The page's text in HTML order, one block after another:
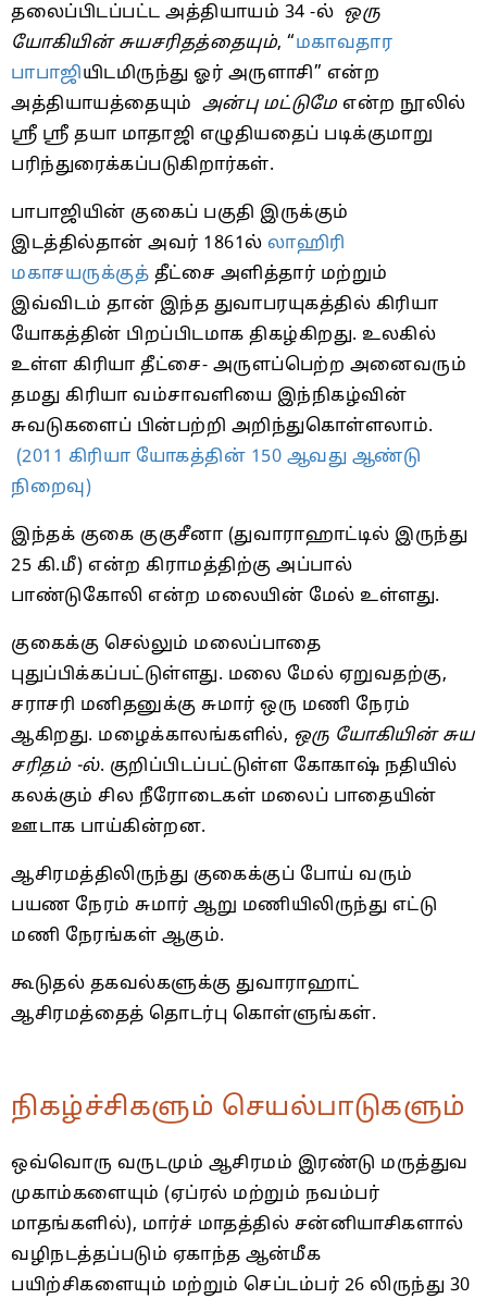
தலைப்பிடப்பட்ட அத்தியாயம் 34 -ல் ஒரு
யோகியின் சுயசரிதத்தையும், “மகாவதார
பாபாஜியிடமிருந்து ஓர் அருளாசி” என்ற
அத்தியாயத்தையும் அன்பு மட்டுமே என்ற நூலில்
ஶ்ரீ ஶ்ரீ தயா மாதாஜி எழுதியதைப் படிக்குமாறு
பரிந்துரைக்கப்படுகிறார்கள்.
பாபாஜியின் குகைப் பகுதி இருக்கும்
இடத்தில்தான் அவர் 1861ல் லாஹிரி
மகாசயருக்குத் தீட்சை அளித்தார் மற்றும்
இவ்விடம் தான் இந்த துவாபரயுகத்தில் கிரியா
யோகத்தின் பிறப்பிடமாக திகழ்கிறது. உலகில்
உள்ள கிரியா தீட்சை- அருளப்பெற்ற அனைவரும்
தமது கிரியா வம்சாவளியை இந்நிகழ்வின்
சுவடுகளைப் பின்பற்றி அறிந்துகொள்ளலாம்.
(2011 கிரியா யோகத்தின் 150 ஆவது ஆண்டு
நிறைவு)
இந்தக் குகை குகுசீனா (துவாராஹாட்டில் இருந்து
25 கி.மீ) என்ற கிராமத்திற்கு அப்பால்
பாண்டுகோலி என்ற மலையின் மேல் உள்ளது.
குகைக்கு செல்லும் மலைப்பாதை
புதுப்பிக்கப்பட்டுள்ளது. மலை மேல் ஏறுவதற்கு,
சராசரி மனிதனுக்கு சுமார் ஒரு மணி நேரம்
ஆகிறது. மழைக்காலங்களில், ஒரு யோகியின் சுய
சரிதம் -ல். குறிப்பிடப்பட்டுள்ள கோகாஷ் நதியில்
கலக்கும் சில நீரோடைகள் மலைப் பாதையின்
ஊடாக பாய்கின்றன.
ஆசிரமத்திலிருந்து குகைக்குப் போய் வரும்
பயண நேரம் சுமார் ஆறு மணியிலிருந்து எட்டு
மணி நேரங்கள் ஆகும்.
கூடுதல் தகவல்களுக்கு துவாராஹாட்
ஆசிரமத்தைத் தொடர்பு கொள்ளுங்கள்.
நிகழ்ச்சிகளும் செயல்பாடுகளும்
ஒவ்வொரு வருடமும் ஆசிரமம் இரண்டு மருத்துவ
முகாம்களையும் (ஏப்ரல் மற்றும் நவம்பர்
மாதங்களில்), மார்ச் மாதத்தில் சன்னியாசிகளால்
வழிநடத்தப்படும் ஏகாந்த ஆன்மீக
பயிற்சிகளையும் மற்றும் செப்டம்பர் 26 லிருந்து 30